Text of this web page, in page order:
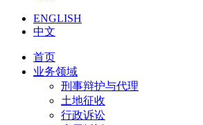
ENGLISH
中文
首页
业务领域
刑事辩护与代理
土地征收
行政诉讼